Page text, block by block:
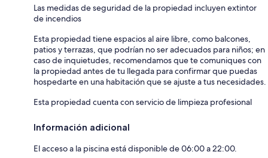
Las medidas de seguridad de la propiedad incluyen extintor
de incendios
Esta propiedad tiene espacios al aire libre, como balcones,
patios y terrazas, que podrían no ser adecuados para niños; en
caso de inquietudes, recomendamos que te comuniques con
la propiedad antes de tu llegada para confirmar que puedas
hospedarte en una habitación que se ajuste a tus necesidades.
Esta propiedad cuenta con servicio de limpieza profesional
Información adicional
El acceso a la piscina está disponible de 06:00 a 22:00.